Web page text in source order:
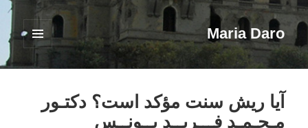
Maria Daro
فهرست
ابزارک‌ها
آیا ریش سنت مؤکد است؟ دکتـور
مـحـمـد فـــریــد یــونــس